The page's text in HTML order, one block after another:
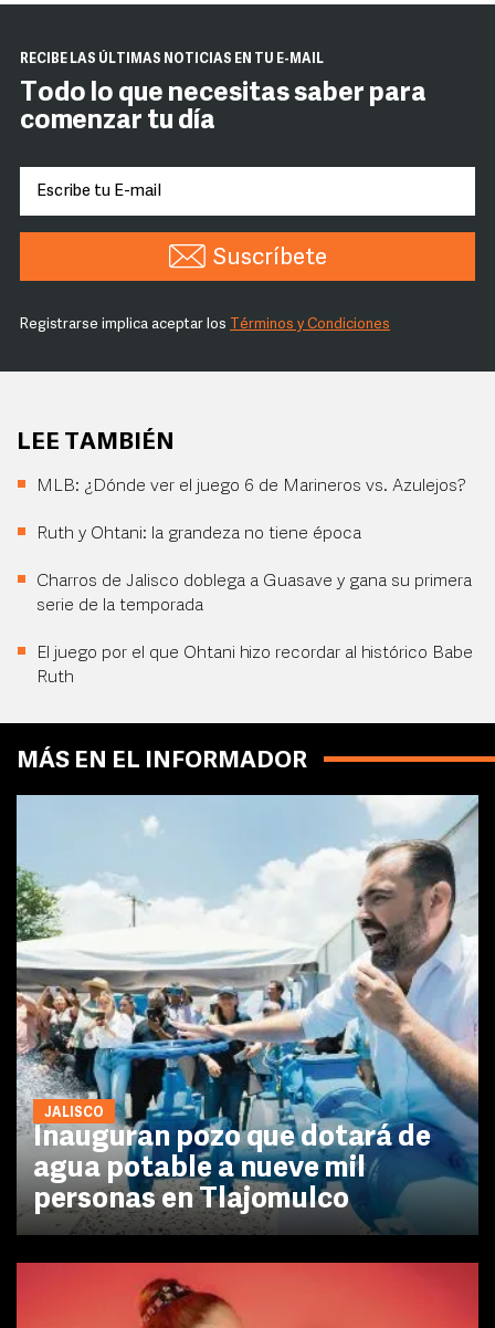
RECIBE LAS ÚLTIMAS NOTICIAS EN TU E-MAIL
Todo lo que necesitas saber para
comenzar tu día
Suscríbete
Registrarse implica aceptar los Términos y Condiciones
LEE TAMBIÉN
MLB: ¿Dónde ver el juego 6 de Marineros vs. Azulejos?
Ruth y Ohtani: la grandeza no tiene época
Charros de Jalisco doblega a Guasave y gana su primera
serie de la temporada
El juego por el que Ohtani hizo recordar al histórico Babe
Ruth
MÁS EN EL INFORMADOR
JALISCO
Inauguran pozo que dotará de
agua potable a nueve mil
personas en Tlajomulco